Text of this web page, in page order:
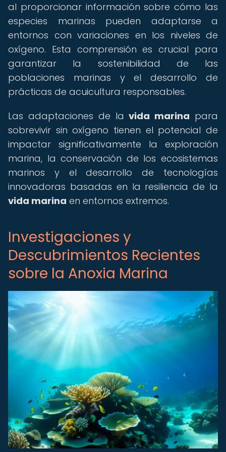
al proporcionar información sobre cómo las
especies marinas pueden adaptarse a
entornos con variaciones en los niveles de
oxígeno. Esta comprensión es crucial para
garantizar la sostenibilidad de las
poblaciones marinas y el desarrollo de
prácticas de acuicultura responsables.
Las adaptaciones de lavida marina para
sobrevivir sin oxígeno tienen el potencial de
impactar significativamente la exploración
marina, la conservación de los ecosistemas
marinos y el desarrollo de tecnologías
innovadoras basadas en la resiliencia de la
vida marina en entornos extremos.
Investigaciones y
Descubrimientos Recientes
sobre la Anoxia Marina